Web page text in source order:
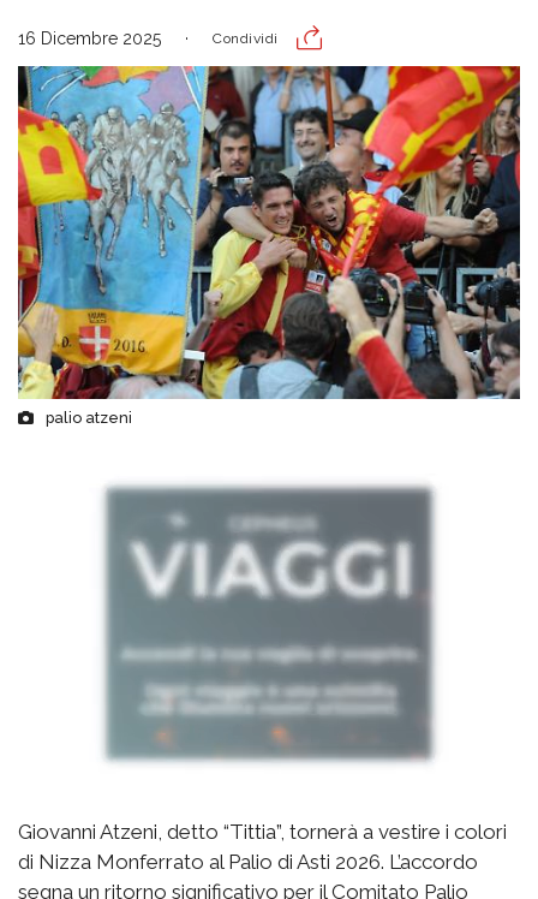
16 Dicembre 2025 Condividi
palio atzeni
Giovanni Atzeni, detto “Tittia”, tornerà a vestire i colori
di Nizza Monferrato al Palio di Asti 2026. L’accordo
segna un ritorno significativo per il Comitato Palio